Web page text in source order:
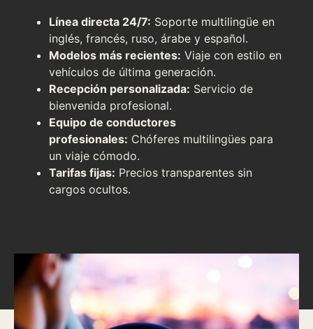
Línea directa 24/7: Soporte multilingüe en
inglés, francés, ruso, árabe y español.
Modelos más recientes: Viaje con estilo en
vehículos de última generación.
Recepción personalizada: Servicio de
bienvenida profesional.
Equipo de conductores
profesionales: Chóferes multilingües para
un viaje cómodo.
Tarifas fijas: Precios transparentes sin
cargos ocultos.